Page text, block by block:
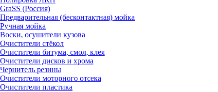
GraSS (Россия)
Предварительная (бесконтактная) мойка
Ручная мойка
Воски, осушители кузова
Очистители стёкол
Очистители битума, смол, клея
Очистители дисков и хрома
Чернитель резины
Очистители моторного отсека
Очистители пластика